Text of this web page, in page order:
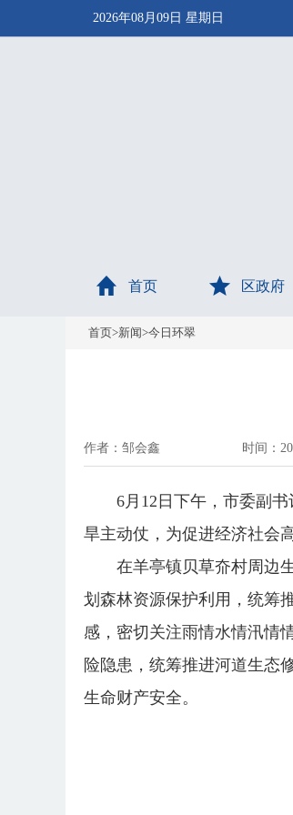
2026年08月09日 星期日
首页 区政府
首页>新闻>今日环翠
作者：邹会鑫 时间：
6月12日下午，市委副
旱主动仗，为促进经济社会
在羊亭镇贝草夼村周边
划森林资源保护利用，统筹
感，密切关注雨情水情汛情
险隐患，统筹推进河道生态
生命财产安全。